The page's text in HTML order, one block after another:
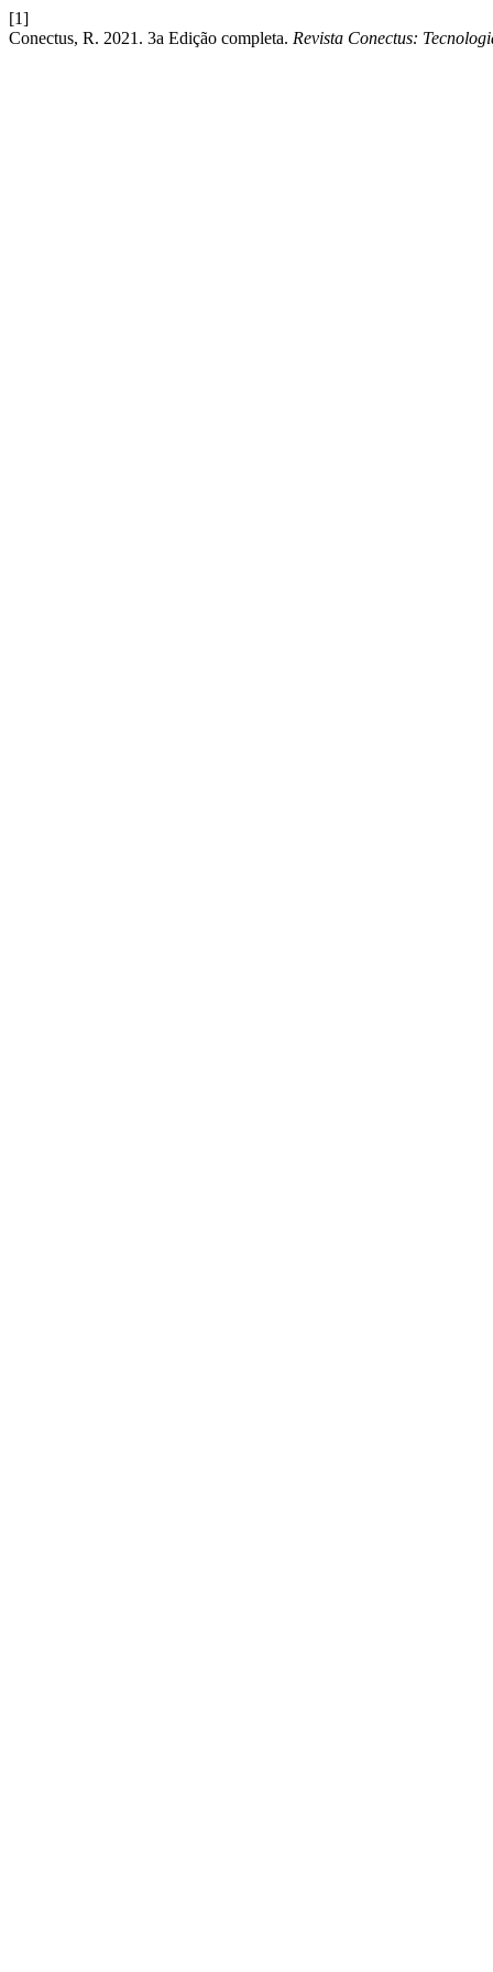
[1]
Conectus, R. 2021. 3a Edição completa. Revista Conectus: